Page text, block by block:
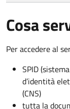
Cosa
Per accedere al
SPID
d’identità
(CNS)
tutta la